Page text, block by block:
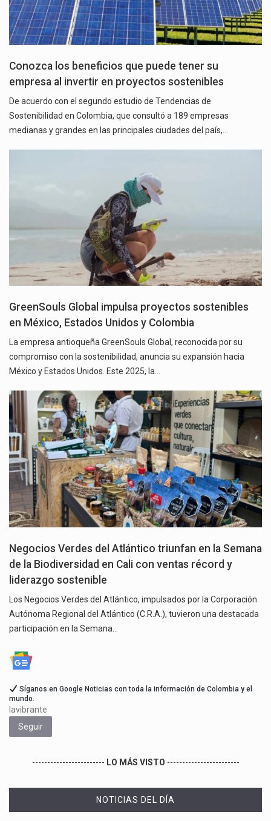
Conozca los beneficios que puede tener su
empresa al invertir en proyectos sostenibles
De acuerdo con el segundo estudio de Tendencias de
Sostenibilidad en Colombia, que consultó a 189 empresas
medianas y grandes en las principales ciudades del país,…
GreenSouls Global impulsa proyectos sostenibles
en México, Estados Unidos y Colombia
La empresa antioqueña GreenSouls Global, reconocida por su
compromiso con la sostenibilidad, anuncia su expansión hacia
México y Estados Unidos. Este 2025, la…
Negocios Verdes del Atlántico triunfan en la Semana
de la Biodiversidad en Cali con ventas récord y
liderazgo sostenible
Los Negocios Verdes del Atlántico, impulsados por la Corporación
Autónoma Regional del Atlántico (C.R.A.), tuvieron una destacada
participación en la Semana…
Síganos en Google Noticias con toda la información de Colombia y el
mundo.
lavibrante
Seguir
------------------------ LO MÁS VISTO ------------------------
NOTICIAS DEL DÍA